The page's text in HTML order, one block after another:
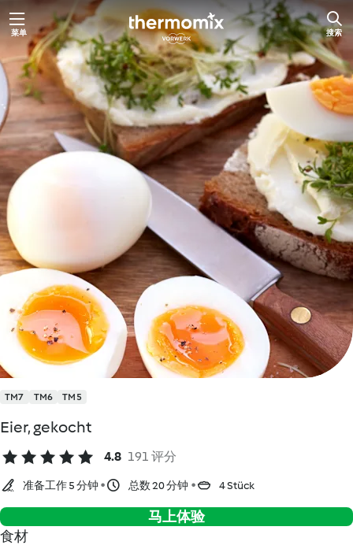
跳
至
内
容
菜单 搜索
TM7 TM6 TM5
Eier, gekocht
4.8 191 评分
准备工作 5 分钟 总数 20 分钟 4 Stück
马上体验
食材